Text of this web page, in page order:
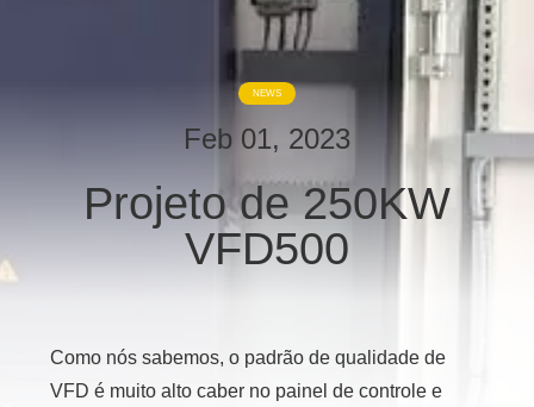
CONTROLE
QUALIDADE
ENTRE
NEWS
Feb 01, 2023
Projeto de 250KW
VFD500
Como nós sabemos, o padrão de qualidade de
VFD é muito alto caber no painel de controle e